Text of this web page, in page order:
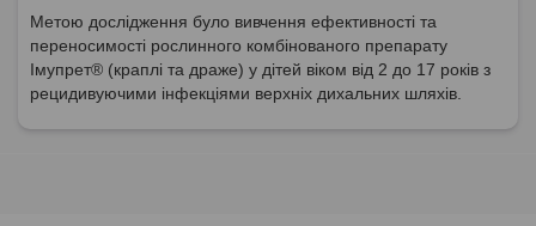
Метою дослідження було вивчення ефективності та
переносимості рослинного комбінованого препарату
Імупрет® (краплі та драже) у дітей віком від 2 до 17 років з
рецидивуючими інфекціями верхніх дихальних шляхів.